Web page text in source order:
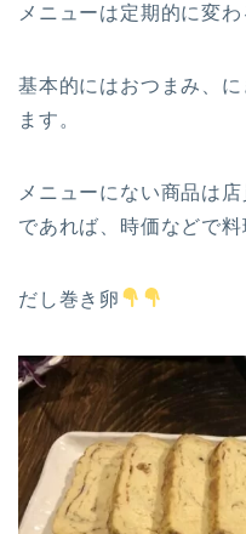
メニューは定期的に変わ
基本的にはおつまみ、
ます。
メニューにない商品は
であれば、時価などで料
だし巻き卵